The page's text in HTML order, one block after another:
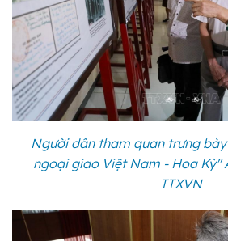
Người dân tham quan trưng
ngoại giao Việt Nam - Hoa Kỳ"
TTXVN